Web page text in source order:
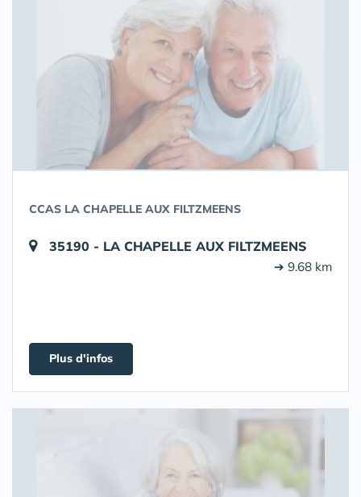
CCAS LA CHAPELLE AUX FILTZMEENS
35190 - LA CHAPELLE AUX FILTZMEENS
➔ 9.68 km
Plus d'infos